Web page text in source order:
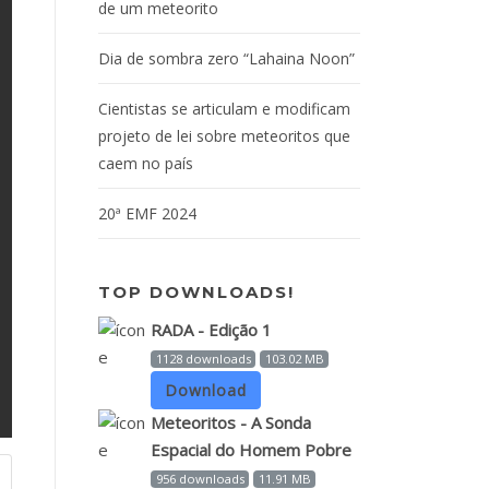
de um meteorito
Dia de sombra zero “Lahaina Noon”
Cientistas se articulam e modificam
projeto de lei sobre meteoritos que
caem no país
20ª EMF 2024
TOP DOWNLOADS!
RADA - Edição 1
1128 downloads 103.02 MB
Download
Meteoritos - A Sonda
Espacial do Homem Pobre
956 downloads 11.91 MB